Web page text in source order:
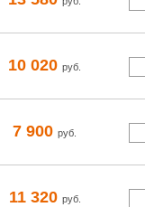
10 020 руб.
7 900 руб.
11 320 руб.